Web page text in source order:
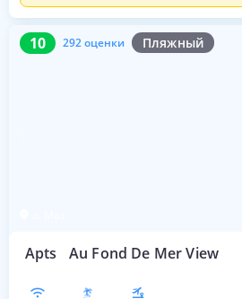
10 292 оценки Пляжный
Apts Au Fond De Mer View
10 292 оценки